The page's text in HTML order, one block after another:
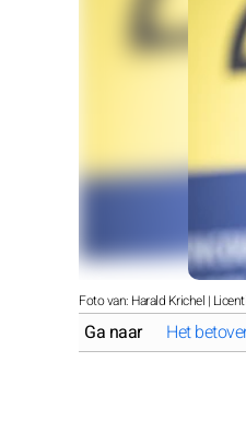
Foto van: Harald Krichel |
Ga naar Het